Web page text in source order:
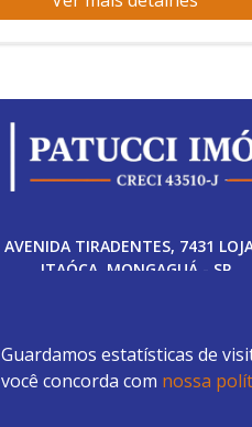
Guardamos estatísticas de
você concorda com nossa
AVENIDA TIRADENTES, 7431
ITAÓCA, MONGAGUÁ - SP